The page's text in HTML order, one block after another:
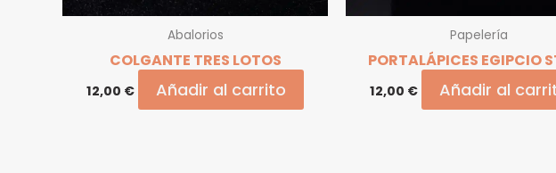
Abalorios
COLGANTE TRES LOTOS
12,00 € Añadir al carrito
Papelería
PORTALÁPICES EGIPCIO
12,00 € Añadir al